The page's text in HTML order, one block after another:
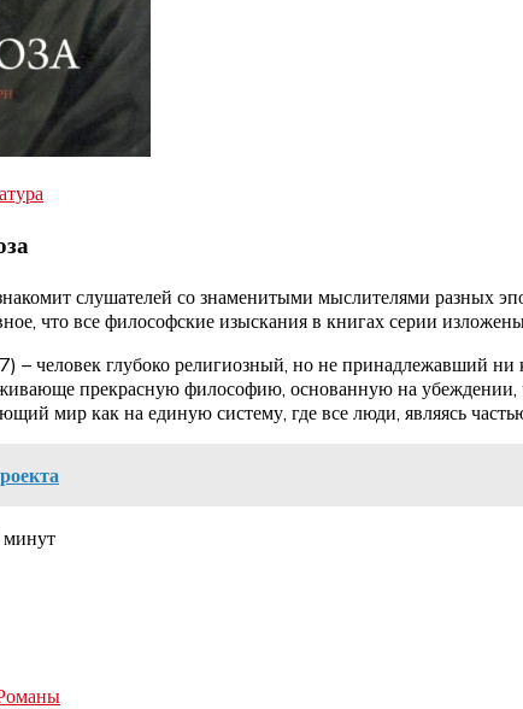
слушателей со знаменитыми мыслителями разных
что все философские изыскания в книгах серии
человек глубоко религиозный, но не принадлежавший
прекрасную философию, основанную на
мир как на единую систему, где все люди, являясь